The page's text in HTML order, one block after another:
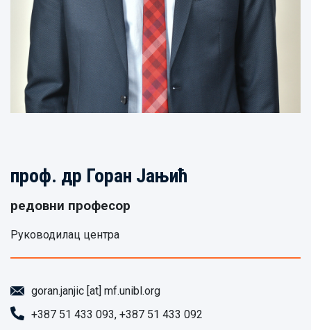
проф. др Горан Јањић
редовни професор
Руководилац центра
goran.janjic [at] mf.unibl.org
+387 51 433 093, +387 51 433 092